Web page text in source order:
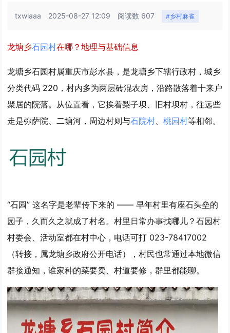
txwlaaa 2025-08-27 12:09 阅读数 607 #乡村麻雀
龙塘乡石园村在哪？地理与基础信息
龙塘乡石园村属重庆市彭水县，是龙塘乡下辖行政村，城乡
分类代码 220，村内多为两层砖混农房，沿路散落着十来户
聚居的院落。从位置看，它挨着梨子坝、旧村坝村，往远些
走是弥萨院、二塘河，周边村则与石院村、桃园村等相邻。
“石园” 这名字是老辈传下来的 —— 早年村里有座石头垒的
园子，久而久之就成了村名。村里日常办事找哪儿？石园村
村委会、活动室都在村中心，电话可打 023-78417002
（转接，属龙塘乡政府公开电话），村民也常通过本地微信
群接通知，谁家种的菜要卖、村道要修，群里都能聊。